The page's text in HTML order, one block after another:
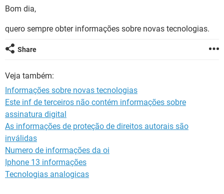
GUIA DE COMPRAS
CELULAR
OUTLOOK EXCEL
INSTAGRAM
Bom dia,
quero sempre obter informações sobre novas tecnologias.
Share
Veja também:
Informações sobre novas tecnologias
Este inf de terceiros não contém informações sobre
assinatura digital
As informações de proteção de direitos autorais são
inválidas
Numero de informações da oi
Iphone 13 informações
Tecnologias analogicas